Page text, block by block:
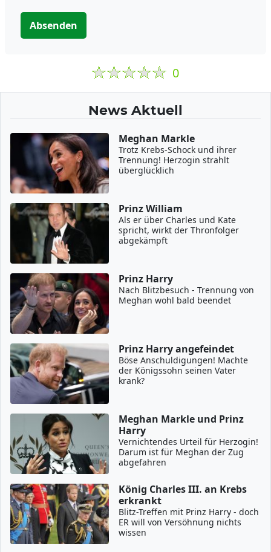
Absenden
0
News Aktuell
Meghan Markle
Trotz Krebs-Schock und ihrer
Trennung! Herzogin strahlt
überglücklich
Prinz William
Als er über Charles und Kate
spricht, wirkt der Thronfolger
abgekämpft
Prinz Harry
Nach Blitzbesuch - Trennung von
Meghan wohl bald beendet
Prinz Harry angefeindet
Böse Anschuldigungen! Machte
der Königssohn seinen Vater
krank?
Meghan Markle und Prinz
Harry
Vernichtendes Urteil für Herzogin!
Darum ist für Meghan der Zug
abgefahren
König Charles III. an Krebs
erkrankt
Blitz-Treffen mit Prinz Harry - doch
ER will von Versöhnung nichts
wissen